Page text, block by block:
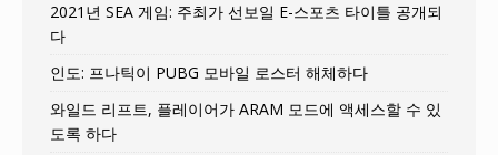
2021년 SEA 게임: 주최가 선보일 E-스포츠 타이틀 공개되
다
인도: 프나틱이 PUBG 모바일 로스터 해체하다
와일드 리프트, 플레이어가 ARAM 모드에 액세스할 수 있
도록 하다